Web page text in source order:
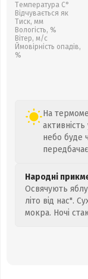
Температура С°
Відчувається як
Тиск, мм
Вологість, %
Вітер, м/с
Ймовірність опадів,
%
На
небо буде
Народні
Освячують
літо від нас".
мокра. Ночі